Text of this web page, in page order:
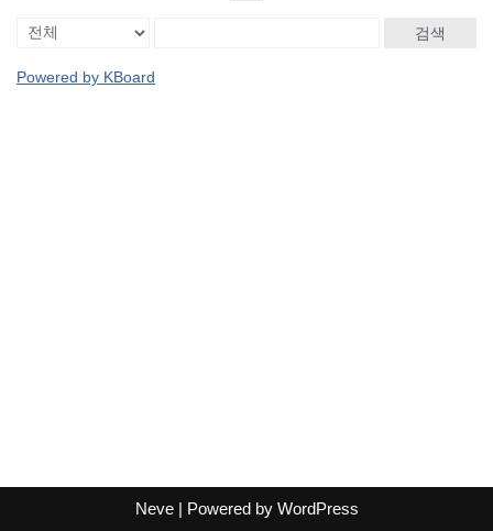
검색
Powered by KBoard
Neve| Powered by WordPress